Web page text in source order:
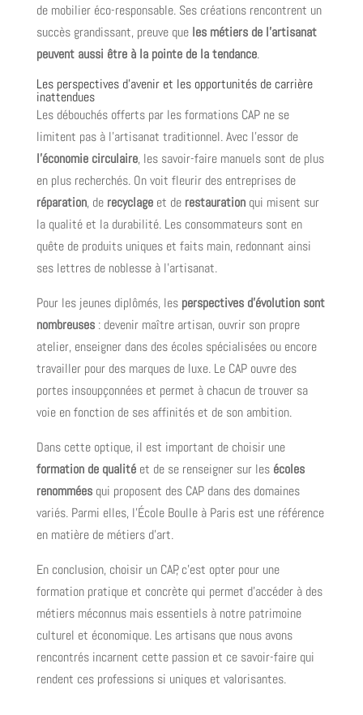
de mobilier éco-responsable. Ses créations rencontrent un
succès grandissant, preuve que les métiers de l’artisanat
peuvent aussi être à la pointe de la tendance.
Les perspectives d’avenir et les opportunités de carrière
inattendues
Les débouchés offerts par les formations CAP ne se
limitent pas à l’artisanat traditionnel. Avec l’essor de
l’économie circulaire, les savoir-faire manuels sont de plus
en plus recherchés. On voit fleurir des entreprises de
réparation, de recyclageet de restaurationqui misent sur
la qualité et la durabilité. Les consommateurs sont en
quête de produits uniques et faits main, redonnant ainsi
ses lettres de noblesse à l’artisanat.
Pour les jeunes diplômés, les perspectives d’évolution sont
nombreuses: devenir maître artisan, ouvrir son propre
atelier, enseigner dans des écoles spécialisées ou encore
travailler pour des marques de luxe. Le CAP ouvre des
portes insoupçonnées et permet à chacun de trouver sa
voie en fonction de ses affinités et de son ambition.
Dans cette optique, il est important de choisir une
formation de qualitéet de se renseigner sur les écoles
renomméesqui proposent des CAP dans des domaines
variés. Parmi elles, l’École Boulle à Paris est une référence
en matière de métiers d’art.
En conclusion, choisir un CAP, c’est opter pour une
formation pratique et concrète qui permet d’accéder à des
métiers méconnus mais essentiels à notre patrimoine
culturel et économique. Les artisans que nous avons
rencontrés incarnent cette passion et ce savoir-faire qui
rendent ces professions si uniques et valorisantes.